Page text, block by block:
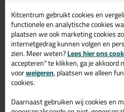
Wanneer gebruik je
Parketlijm HE330?
Parketlijm HE330 is geschikt voor
houten vloerdelen van harde,
alle voorkomende vloerdelen, ook
Deze Frencken parketlijm kan zowel
vloerverwarming.
Voor zowel meerlaags als
Kitcentrum gebruikt cookies en
functionele en analytische cookies
plaatsen we ook marketing cookies
internetgedrag kunnen volgen en
zien. Meer weten?Lees hier ons
accepteren" te klikken, ga je akkoord
voorweigeren, plaatsen we alleen
cookies.
Daarnaast gebruiken wij cookies en